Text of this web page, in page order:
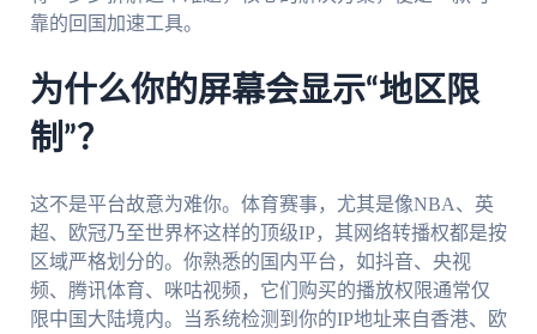
靠的回国加速工具。
为什么你的屏幕会显示“地区限
制”？
这不是平台故意为难你。体育赛事，尤其是像NBA、英
超、欧冠乃至世界杯这样的顶级IP，其网络转播权都是按
区域严格划分的。你熟悉的国内平台，如抖音、央视
频、腾讯体育、咪咕视频，它们购买的播放权限通常仅
限中国大陆境内。当系统检测到你的IP地址来自香港、欧